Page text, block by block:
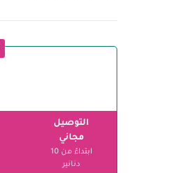
التوصيل
مجاني
ابتداءً من 10
دنانير